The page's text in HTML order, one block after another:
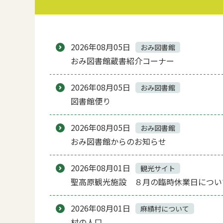
2026年08月05日 おみ図書館
おみ図書館蔵書紹介コーナー
2026年08月05日 おみ図書館
図書館便り
2026年08月05日 おみ図書館
おみ図書館からのお知らせ
2026年08月01日 観光サイト
聖高原観光施設 ８月の臨時休業日につ
2026年08月01日 麻績村について